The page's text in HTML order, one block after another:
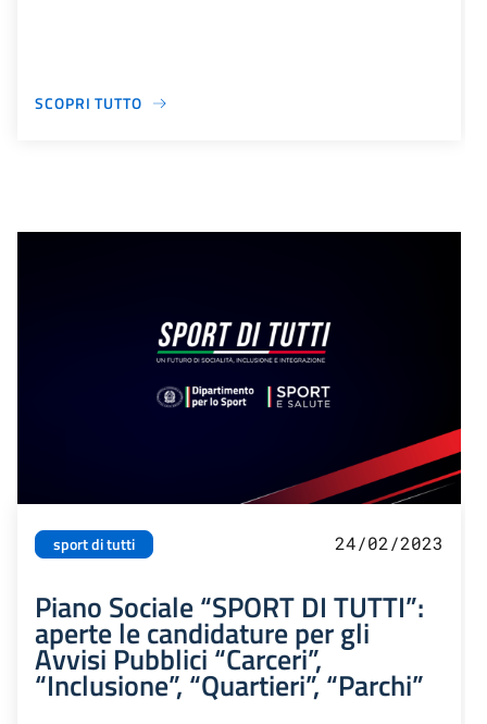
SCOPRI TUTTO
sport di tutti 24/02/2023
Piano Sociale “SPORT DI TUTTI”:
aperte le candidature per gli
Avvisi Pubblici “Carceri”,
“Inclusione”, “Quartieri”, “Parchi”